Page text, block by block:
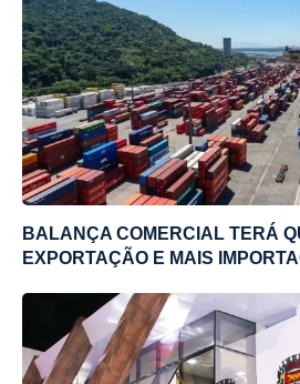
BALANÇA COMERCIAL TERÁ
EXPORTAÇÃO E MAIS